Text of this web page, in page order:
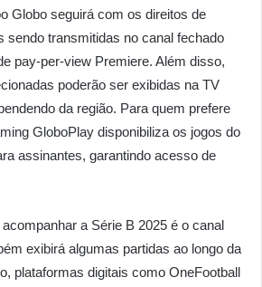
Globo seguirá com os direitos de
sendo transmitidas no canal fechado
pay-per-view Premiere. Além disso,
poderão ser exibidas na TV
da região. Para quem prefere
GloboPlay disponibiliza os jogos do
assinantes, garantindo acesso de
a Série B 2025 é o canal
exibirá algumas partidas ao longo da
plataformas digitais como OneFootball